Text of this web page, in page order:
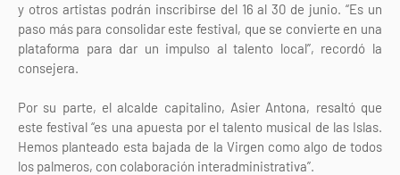
y otros artistas podrán inscribirse del 16 al 30 de junio. “Es un
paso más para consolidar este festival, que se convierte en una
plataforma para dar un impulso al talento local”, recordó la
consejera.
Por su parte, el alcalde capitalino, Asier Antona, resaltó que
este festival “es una apuesta por el talento musical de las Islas.
Hemos planteado esta bajada de la Virgen como algo de todos
los palmeros, con colaboración interadministrativa”.